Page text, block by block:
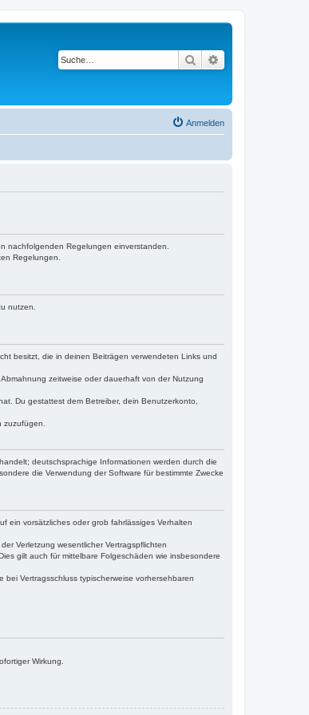
Suche
Anmelden
nachfolgenden Regelungen einverstanden.
Regelungen.
nutzen.
besitzt, die in deinen Beiträgen verwendeten Links und
zeitweise oder dauerhaft von der Nutzung
Du gestattest dem Betreiber, dein Benutzerkonto,
deutschsprachige Informationen werden durch die
die Verwendung der Software für bestimmte Zwecke
ein vorsätzliches oder grob fahrlässiges Verhalten
Verletzung wesentlicher Vertragspflichten
gilt auch für mittelbare Folgeschäden wie insbesondere
Vertragsschluss typischerweise vorhersehbaren
Wirkung.